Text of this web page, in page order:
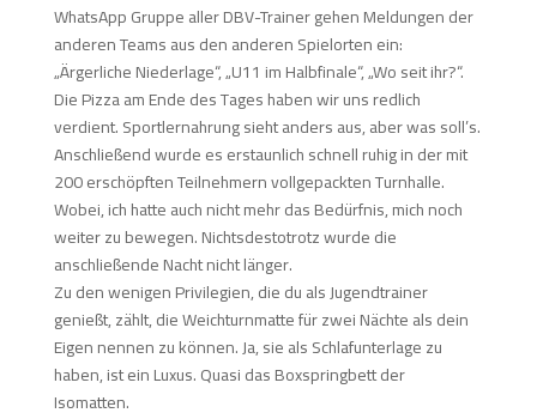
WhatsApp Gruppe aller DBV-Trainer gehen Meldungen der
anderen Teams aus den anderen Spielorten ein:
„Ärgerliche Niederlage“, „U11 im Halbfinale“, „Wo seit ihr?“.
Die Pizza am Ende des Tages haben wir uns redlich
verdient. Sportlernahrung sieht anders aus, aber was soll’s.
Anschließend wurde es erstaunlich schnell ruhig in der mit
200 erschöpften Teilnehmern vollgepackten Turnhalle.
Wobei, ich hatte auch nicht mehr das Bedürfnis, mich noch
weiter zu bewegen. Nichtsdestotrotz wurde die
anschließende Nacht nicht länger.
Zu den wenigen Privilegien, die du als Jugendtrainer
genießt, zählt, die Weichturnmatte für zwei Nächte als dein
Eigen nennen zu können. Ja, sie als Schlafunterlage zu
haben, ist ein Luxus. Quasi das Boxspringbett der
Isomatten.